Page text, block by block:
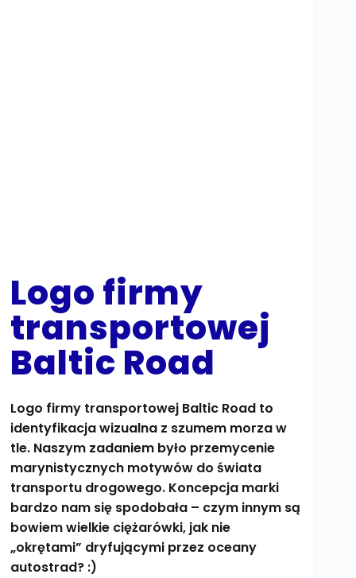
Logo firmy
transportowej
Baltic Road
Logo firmy transportowej Baltic Road to
identyfikacja wizualna z szumem morza w
tle. Naszym zadaniem było przemycenie
marynistycznych motywów do świata
transportu drogowego. Koncepcja marki
bardzo nam się spodobała – czym innym są
bowiem wielkie ciężarówki, jak nie
„okrętami” dryfującymi przez oceany
autostrad? :)